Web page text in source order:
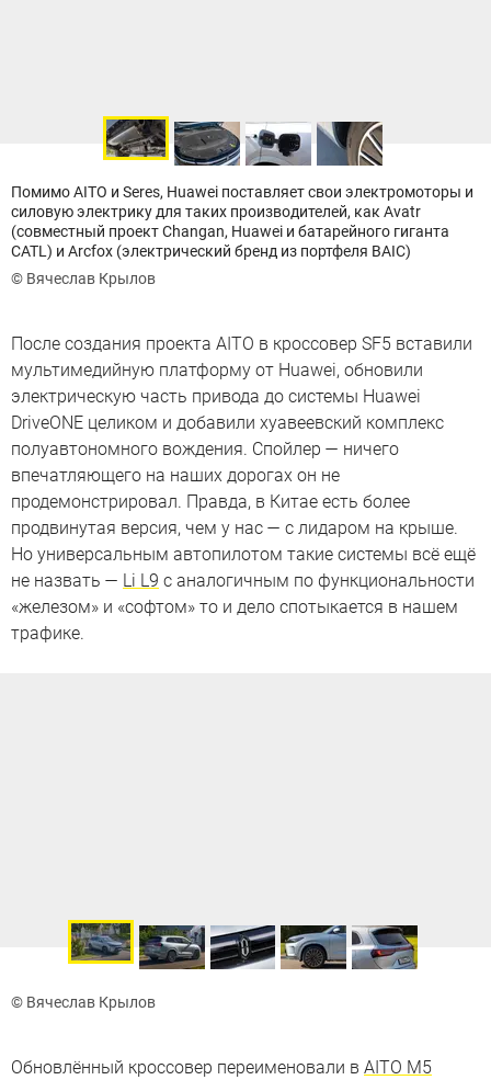
Помимо AITO и Seres, Huawei поставляет свои электромоторы и
силовую электрику для таких производителей, как Avatr
(совместный проект Changan, Huawei и батарейного гиганта
CATL) и Arcfox (электрический бренд из портфеля BAIC)
© Вячеслав Крылов
После создания проекта AITO в кроссовер SF5 вставили
мультимедийную платформу от Huawei, обновили
электрическую часть привода до системы Huawei
DriveONE целиком и добавили хуавеевский комплекс
полуавтономного вождения. Спойлер — ничего
впечатляющего на наших дорогах он не
продемонстрировал. Правда, в Китае есть более
продвинутая версия, чем у нас — с лидаром на крыше.
Но универсальным автопилотом такие системы всё ещё
не назвать — Li L9 с аналогичным по функциональности
«железом» и «софтом» то и дело спотыкается в нашем
трафике.
© Вячеслав Крылов
Обновлённый кроссовер переименовали в AITO M5